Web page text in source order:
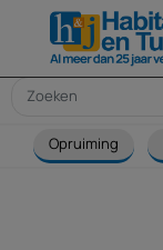
Opruiming